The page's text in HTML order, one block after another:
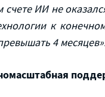
счете ИИ не
к
4